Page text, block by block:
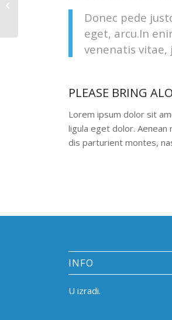
Donec pede
eget, arcu.In
venenatis vitae,
PLEASE BRING
Lorem ipsum dolor sit
ligula eget dolor. Aenean
dis parturient montes,
INFO
U izradi.